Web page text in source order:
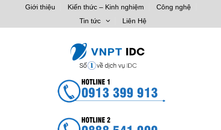
Giới thiệu Kiến thức – Kinh nghiệm
Công nghệ
Tin tức
Liên Hệ